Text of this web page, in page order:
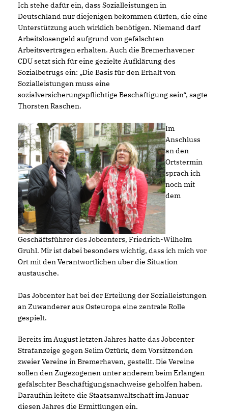
Ich stehe dafür ein, dass Sozialleistungen in
Deutschland nur diejenigen bekommen dürfen, die eine
Unterstützung auch wirklich benötigen. Niemand darf
Arbeitslosengeld aufgrund von gefälschten
Arbeitsverträgen erhalten. Auch die Bremerhavener
CDU setzt sich für eine gezielte Aufklärung des
Sozialbetrugs ein: „Die Basis für den Erhalt von
Sozialleistungen muss eine
sozialversicherungspflichtige Beschäftigung sein“, sagte
Thorsten Raschen.
Im
Anschluss
an den
Ortstermin
sprach ich
noch mit
dem
Geschäftsführer des Jobcenters, Friedrich-Wilhelm
Gruhl. Mir ist dabei besonders wichtig, dass ich mich vor
Ort mit den Verantwortlichen über die Situation
austausche.
Das Jobcenter hat bei der Erteilung der Sozialleistungen
an Zuwanderer aus Osteuropa eine zentrale Rolle
gespielt.
Bereits im August letzten Jahres hatte das Jobcenter
Strafanzeige gegen Selim Öztürk, dem Vorsitzenden
zweier Vereine in Bremerhaven, gestellt. Die Vereine
sollen den Zugezogenen unter anderem beim Erlangen
gefälschter Beschäftigungsnachweise geholfen haben.
Daraufhin leitete die Staatsanwaltschaft im Januar
diesen Jahres die Ermittlungen ein.